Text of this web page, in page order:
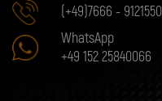
(+49)7666 - 9121550
WhatsApp
+49 152 25840066